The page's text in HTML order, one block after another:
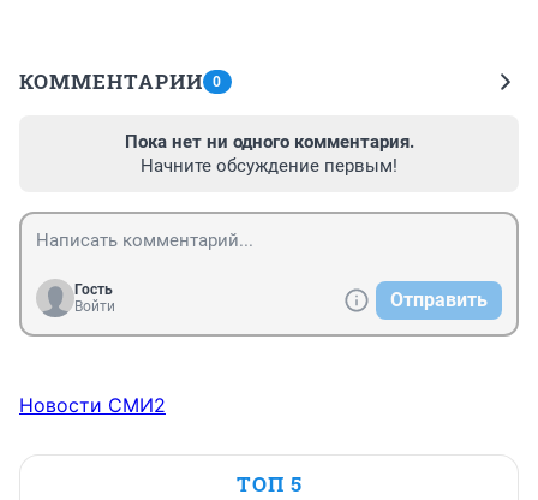
КОММЕНТАРИИ 0
Пока нет ни одного комментария.
Начните обсуждение первым!
Гость
Войти
Отправить
Новости СМИ2
ТОП 5